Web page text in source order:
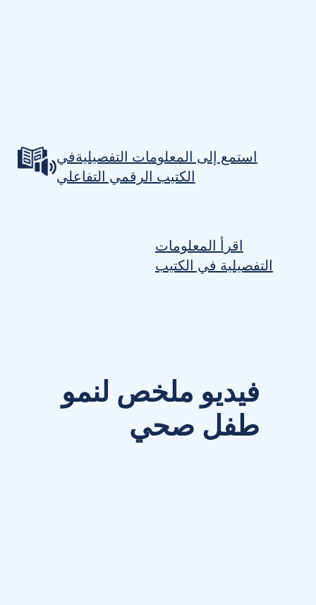
استمع إلى المعلومات التفصيليةفي
الكتيب الرقمي التفاعلي
اقرأ المعلومات
التفصيلية في الكتيب
فيديو ملخص لنمو
طفل صحي